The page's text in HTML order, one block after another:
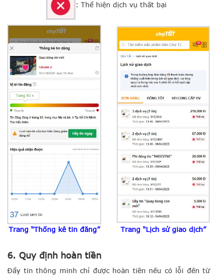
: Thể hiện dịch vụ thất bại
Trang “Thống kê tin đăng” Trang “Lịch sử giao dịch”
6. Quy định hoàn tiền
Đẩy tin thông minh chỉ được hoàn tiền nếu có lỗi đến từ